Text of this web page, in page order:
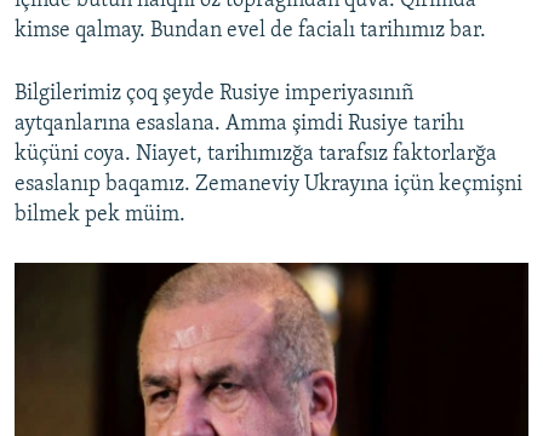
kimse qalmay. Bundan evel de facialı tarihımız bar.
Bilgilerimiz çoq şeyde Rusiye imperiyasınıñ
aytqanlarına esaslana. Amma şimdi Rusiye tarihı
küçüni coya. Niayet, tarihımızğa tarafsız faktorlarğa
esaslanıp baqamız. Zemaneviy Ukrayına içün keçmişni
bilmek pek müim.